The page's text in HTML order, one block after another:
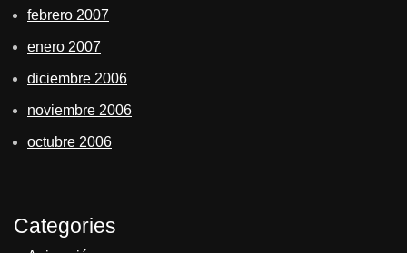
febrero 2007
enero 2007
diciembre 2006
noviembre 2006
octubre 2006
Categories